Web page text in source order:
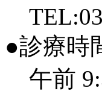
●診療時
午前